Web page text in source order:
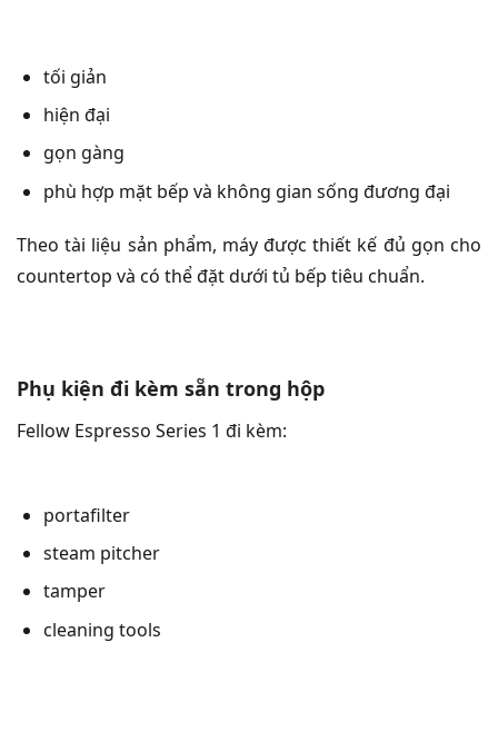
tối giản
hiện đại
gọn gàng
phù hợp mặt bếp và không gian sống đương đại
Theo tài liệu sản phẩm, máy được thiết kế đủ gọn cho
countertop và có thể đặt dưới tủ bếp tiêu chuẩn.
Phụ kiện đi kèm sẵn trong hộp
Fellow Espresso Series 1 đi kèm:
portafilter
steam pitcher
tamper
cleaning tools